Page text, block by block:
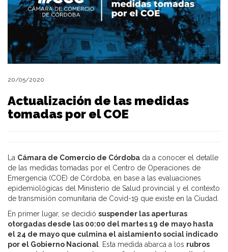
20/05/2020
Actualización de las medidas
tomadas por el COE
La Cámara de Comercio de Córdoba da a conocer el detalle
de las medidas tomadas por el Centro de Operaciones de
Emergencia (COE) de Córdoba, en base a las evaluaciones
epidemiológicas del Ministerio de Salud provincial y el contexto
de transmisión comunitaria de Covid-19 que existe en la Ciudad.
En primer lugar, se decidió suspender las aperturas
otorgadas desde las 00:00 del martes 19 de mayo hasta
el 24 de mayo que culmina el aislamiento social indicado
por el Gobierno Nacional. Esta medida abarca a los rubros